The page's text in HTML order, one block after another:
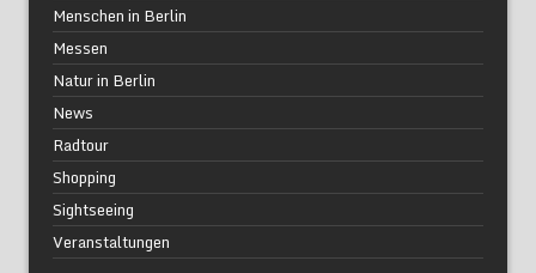
Menschen in Berlin
Messen
Natur in Berlin
News
Radtour
Shopping
Sightseeing
Veranstaltungen